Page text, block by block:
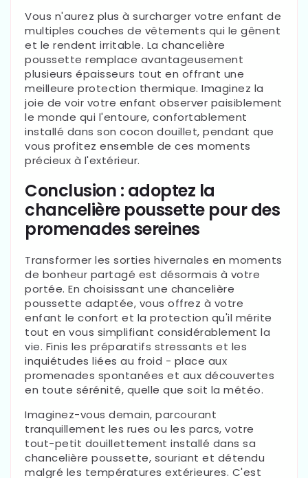
Vous n'aurez plus à surcharger votre enfant de
multiples couches de vêtements qui le gênent
et le rendent irritable. La chancelière
poussette remplace avantageusement
plusieurs épaisseurs tout en offrant une
meilleure protection thermique. Imaginez la
joie de voir votre enfant observer paisiblement
le monde qui l'entoure, confortablement
installé dans son cocon douillet, pendant que
vous profitez ensemble de ces moments
précieux à l'extérieur.
Conclusion : adoptez la
chancelière poussette pour des
promenades sereines
Transformer les sorties hivernales en moments
de bonheur partagé est désormais à votre
portée. En choisissant une chancelière
poussette adaptée, vous offrez à votre
enfant le confort et la protection qu'il mérite
tout en vous simplifiant considérablement la
vie. Finis les préparatifs stressants et les
inquiétudes liées au froid - place aux
promenades spontanées et aux découvertes
en toute sérénité, quelle que soit la météo.
Imaginez-vous demain, parcourant
tranquillement les rues ou les parcs, votre
tout-petit douillettement installé dans sa
chancelière poussette, souriant et détendu
malgré les températures extérieures. C'est